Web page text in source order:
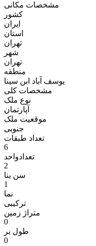
مشخصات مکانی
کشور
ایران
استان
تهران
شهر
تهران
منطقه
یوسف آباد ابن سینا
مشخصات کلی
نوع ملک
آپارتمان
موقعیت ملک
جنوبی
تعداد طبقات
6
تعدادواحد
2
سن بنا
1
نما
ترکیبی
متراژ زمين
0
طول بر
0